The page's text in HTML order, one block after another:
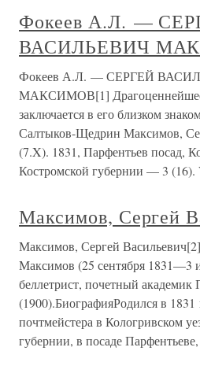
Фокеев А.Л. —
ВАСИЛЬЕВИЧ
Фокеев А.Л. — СЕРГЕЙ
МАКСИМОВ[1] Драгоценнейшее
заключается в его близком
Салтыков-Щедрин Максимов,
(7.X). 1831, Парфентьев посад,
Костромской губернии — 3 (16).
Максимов, Сергей
Максимов, Сергей
Максимов (25 сентября
беллетрист, почетный академик
(1900).БиографияРодился в 1831
почтмейстера в Кологривском
губернии, в посаде Парфентьеве,